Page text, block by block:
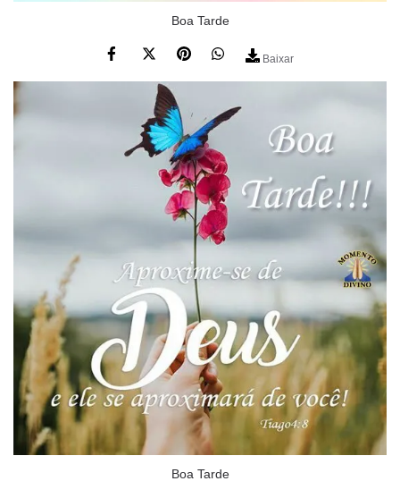
Boa Tarde
Baixar
Boa Tarde